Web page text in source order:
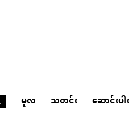
မူလ သတင်း ဆောင်းပါး